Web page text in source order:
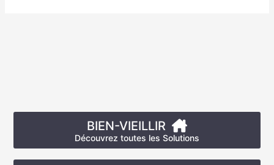
BIEN-VIEILLIR
Découvrez toutes les Solutions